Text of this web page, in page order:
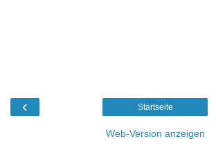
‹ Startseite
Web-Version anzeigen